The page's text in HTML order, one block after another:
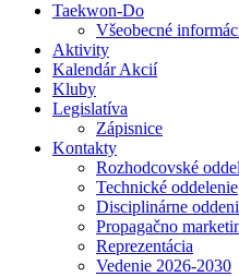
Taekwon-Do
Všeobecné
Aktivity
Kalendár Akcií
Kluby
Legislatíva
Zápisnice
Kontakty
Rozhodcovské
Technické oddelenie
Disciplinárne
Propagačno
Reprezentácia
Vedenie 2026-2030